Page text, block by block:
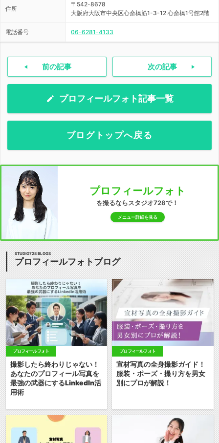
住所
〒542-8678
大阪府大阪市中央区心斎橋筋1-3-12 心斎橋1号館2階
電話番号 06-6281-4133
前の記事 次の記事
プロフィールフォト記事一覧
ブログトップへ戻る
プロフィールフォト
を撮るならスタジオ728で！
メニュー詳細を見る
STUDIO728 BLOGS
プロフィールフォトブログ
プロフィールフォト
撮影したら終わりじゃない！
あなたのプロフィール写真を
最強の武器にするLinkedIn活
用術
プロフィールフォト
宣材写真の全身撮影ガイド！
服装・ポーズ・撮り方を男女
別にプロが解説！